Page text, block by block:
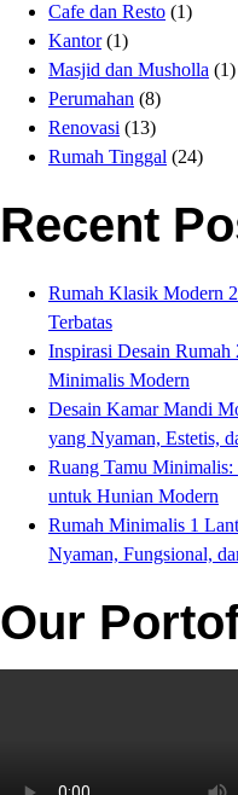
Cafe dan Resto (1)
Kantor(1)
Masjid dan Musholla (1)
Perumahan (8)
Renovasi (13)
Rumah Tinggal (24)
Recent
Rumah Klasik Modern
Terbatas
Inspirasi Desain
Minimalis Modern
Desain Kamar Mandi
yang Nyaman, Estetis,
Ruang Tamu Minimalis:
untuk Hunian Modern
Rumah Minimalis 1
Nyaman, Fungsional,
Our